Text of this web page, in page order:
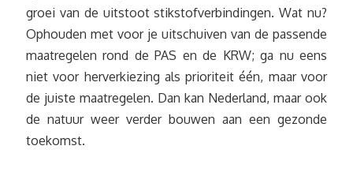
groei van de uitstoot stikstofverbindingen. Wat nu?
Ophouden met voor je uitschuiven van de passende
maatregelen rond de PAS en de KRW; ga nu eens
niet voor herverkiezing als prioriteit één, maar voor
de juiste maatregelen. Dan kan Nederland, maar ook
de natuur weer verder bouwen aan een gezonde
toekomst.